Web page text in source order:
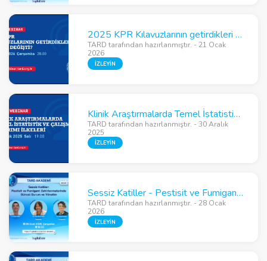
2025 KPR Kılavuzlarının getirdikleri – Neler değişti?
TARD tarafından hazırlanmıştır. - 21 Ocak
2026
İZLEYİN
Klinik Araştırmalarda Temel İstatistik ve Çalışma Tasarımı İlkeleri
TARD tarafından hazırlanmıştır. - 30 Aralık
2025
İZLEYİN
Sessiz Katiller - Pestisit ve Fumigant Zehirlenmelerinde Güncel Durum ve Yönetim
TARD tarafından hazırlanmıştır. - 28 Ocak
2026
İZLEYİN